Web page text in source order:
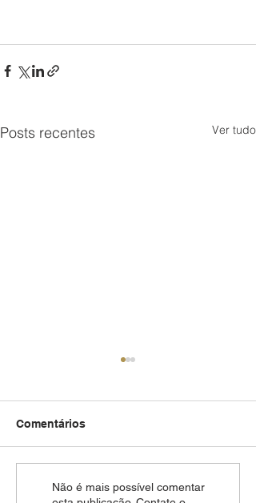
Posts recentes Ver tudo
Delícias Natalícias do
Comentários
Não é mais possível comentar